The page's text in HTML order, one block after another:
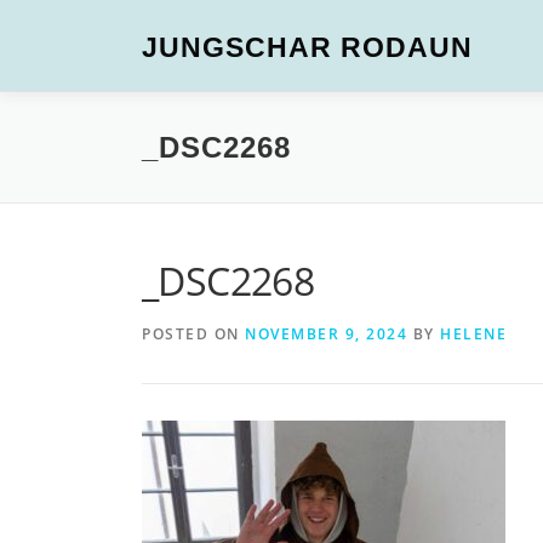
JUNGSCHAR RODAUN
_DSC2268
_DSC2268
POSTED ON NOVEMBER 9, 2024 BY HELENE